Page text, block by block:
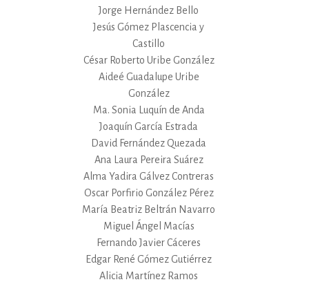
Jorge Hernández Bello
Jesús Gómez Plascencia y
Castillo
César Roberto Uribe González
Aideé Guadalupe Uribe
González
Ma. Sonia Luquín de Anda
Joaquín García Estrada
David Fernández Quezada
Ana Laura Pereira Suárez
Alma Yadira Gálvez Contreras
Oscar Porfirio González Pérez
María Beatriz Beltrán Navarro
Miguel Ángel Macías
Fernando Javier Cáceres
Edgar René Gómez Gutiérrez
Alicia Martínez Ramos